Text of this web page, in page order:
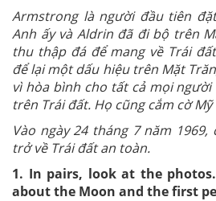
Armstrong là người đầu tiên
Anh ấy và Aldrin đã đi bộ trên
thu thập đá để mang về Trái
để lại một dấu hiệu trên Mặt
vì hòa bình cho tất cả mọi
trên Trái đất. Họ cũng cắm cờ
Vào ngày 24 tháng 7 năm
trở về Trái đất an toàn.
1. In pairs, look at the
about the Moon and the first